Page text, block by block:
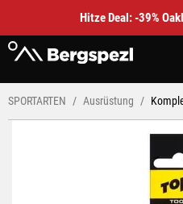
Hitze Deal: -39%
SPORTARTEN Ausrüstung